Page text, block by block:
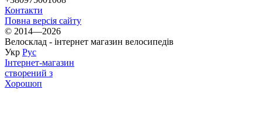
Контакти
Повна версія сайту
© 2014—2026
Велосклад - інтернет магазин велосипедів
Укр Рус
Інтернет-магазин
створений з
Хорошоп